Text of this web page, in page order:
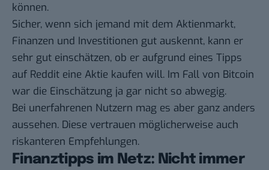
können.
Sicher, wenn sich jemand mit dem Aktienmarkt,
Finanzen und Investitionen gut auskennt, kann er
sehr gut einschätzen, ob er aufgrund eines Tipps
auf Reddit eine Aktie kaufen will. Im Fall von Bitcoin
war die Einschätzung ja gar nicht so abwegig.
Bei unerfahrenen Nutzern mag es aber ganz anders
aussehen. Diese vertrauen möglicherweise auch
riskanteren Empfehlungen.
Finanztipps im Netz: Nicht immer